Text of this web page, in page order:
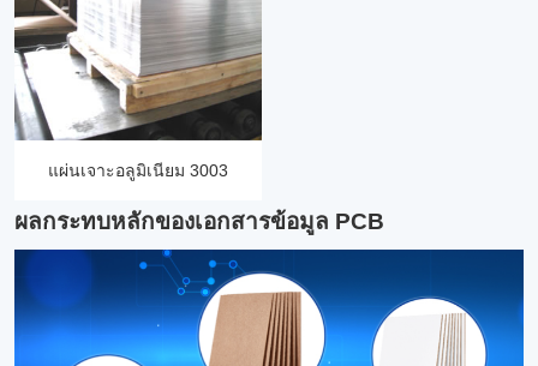
แผ่นเจาะอลูมิเนียม 3003
ผลกระทบหลักของเอกสารข้อมูล PCB